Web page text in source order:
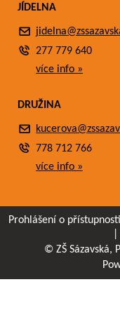
JÍDELNA
277 779 640
více info »
DRUŽINA
778 712 766
více info »
Prohlášení o přístupnosti
© ZŠ Sázavská,